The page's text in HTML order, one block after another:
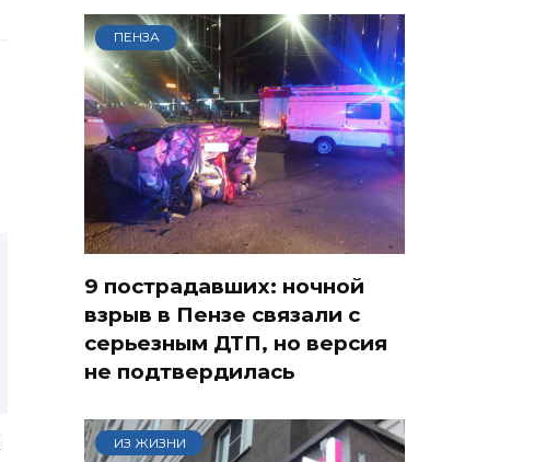
ПЕНЗА
9 пострадавших: ночной
взрыв в Пензе связали с
серьезным ДТП, но версия
не подтвердилась
ИЗ ЖИЗНИ